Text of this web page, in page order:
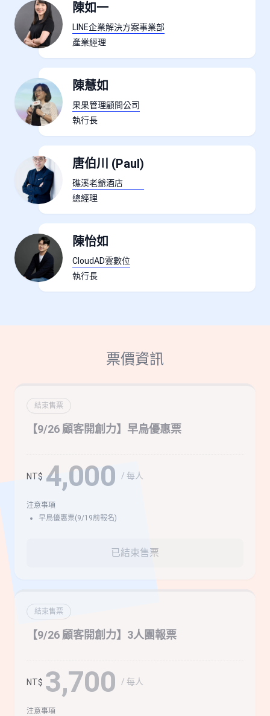
陳如一
LINE企業解決方案事業部
產業經理
陳慧如
果果管理顧問公司
執行長
唐伯川 (Paul)
礁溪老爺酒店
總經理
陳怡如
CloudAD雲數位
執行長
票價資訊
結束售票
【9/26 顧客開創力】早鳥優惠票
NT$ 4,000 / 每人
注意事項
早鳥優惠票(9/19前報名)
已結束售票
結束售票
【9/26 顧客開創力】3人團報票
NT$ 3,700 / 每人
注意事項